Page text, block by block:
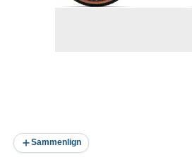
Sammenlign